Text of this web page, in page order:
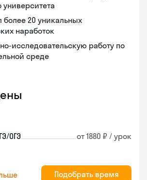
университета
более 20 уникальных
наработок
исследовательскую работу по
среде
ОГЭ от 1880 ₽ / урок
Подобрать время